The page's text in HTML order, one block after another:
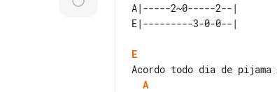
A|-----2~0-----2--|
E
A